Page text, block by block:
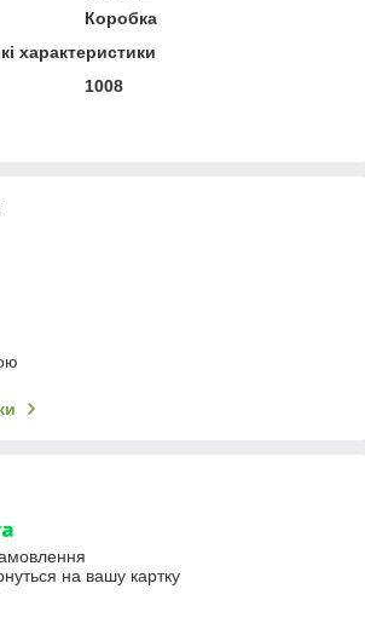
Коробка
характеристики
1008
на вашу картку